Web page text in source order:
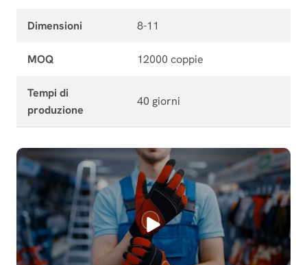
Dimensioni 8-11
MOQ 12000 coppie
Tempi di
produzione
40 giorni